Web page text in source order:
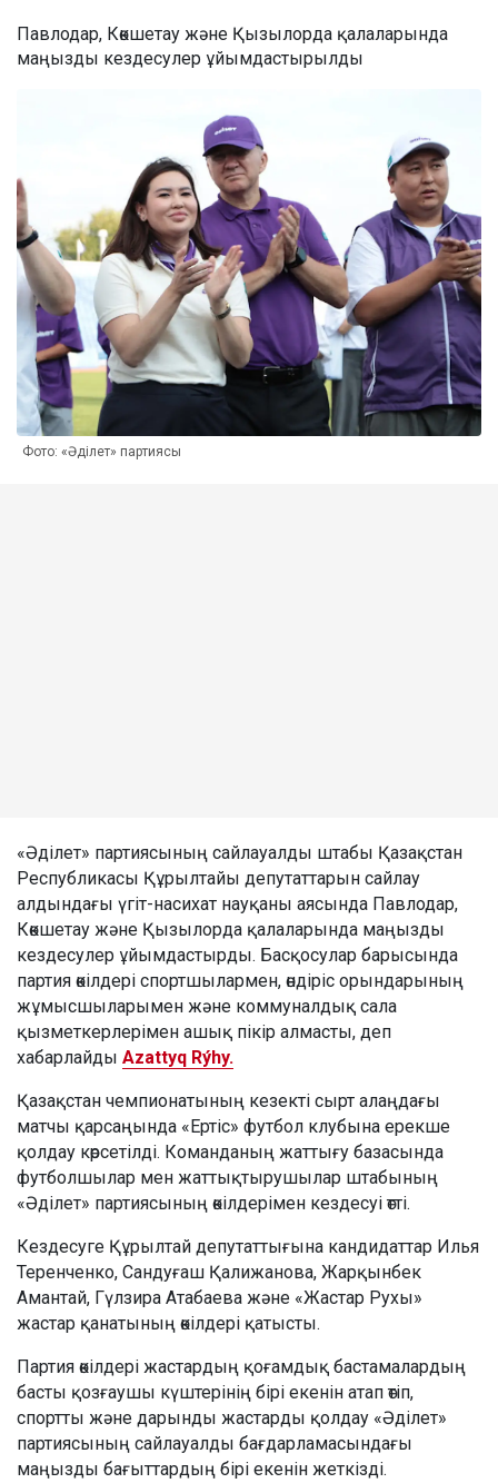
Павлодар, Көкшетау және Қызылорда қалаларында
маңызды кездесулер ұйымдастырылды
Фото: «Әділет» партиясы
«Әділет» партиясының сайлауалды штабы Қазақстан
Республикасы Құрылтайы депутаттарын сайлау
алдындағы үгіт-насихат науқаны аясында Павлодар,
Көкшетау және Қызылорда қалаларында маңызды
кездесулер ұйымдастырды. Басқосулар барысында
партия өкілдері спортшылармен, өндіріс орындарының
жұмысшыларымен және коммуналдық сала
қызметкерлерімен ашық пікір алмасты, деп
хабарлайды Azattyq Rýhy.
Қазақстан чемпионатының кезекті сырт алаңдағы
матчы қарсаңында «Ертіс» футбол клубына ерекше
қолдау көрсетілді. Команданың жаттығу базасында
футболшылар мен жаттықтырушылар штабының
«Әділет» партиясының өкілдерімен кездесуі өтті.
Кездесуге Құрылтай депутаттығына кандидаттар Илья
Теренченко, Сандуғаш Қалижанова, Жарқынбек
Амантай, Гүлзира Атабаева және «Жастар Рухы»
жастар қанатының өкілдері қатысты.
Партия өкілдері жастардың қоғамдық бастамалардың
басты қозғаушы күштерінің бірі екенін атап өтіп,
спортты және дарынды жастарды қолдау «Әділет»
партиясының сайлауалды бағдарламасындағы
маңызды бағыттардың бірі екенін жеткізді.